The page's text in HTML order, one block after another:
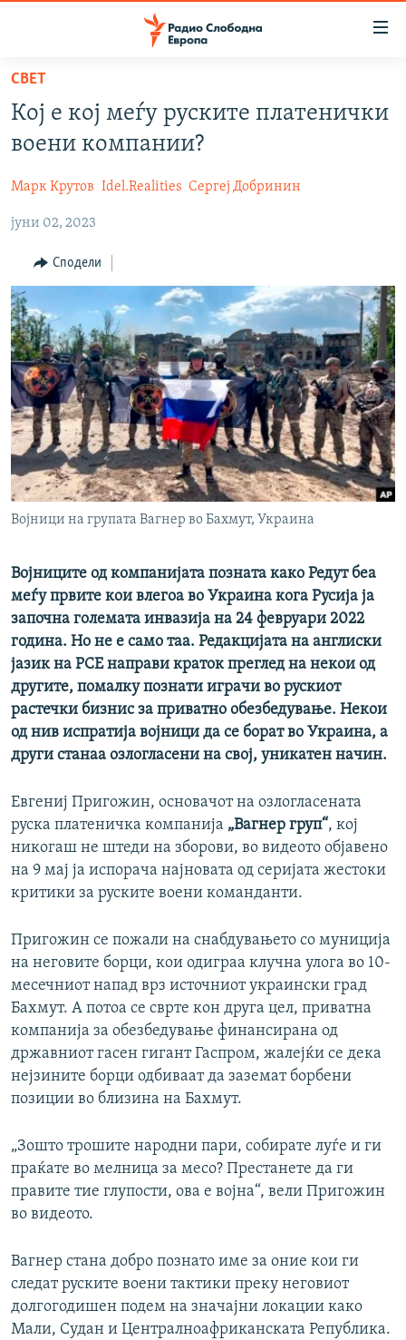
Оди
содржината
Оди
главната
Премини
СВЕТ
ВЕСТИ
ШТО ТРЕБА ДА ЗНАЕТЕ
ПРИЈАВИ СЕ ЗА ЊУЗЛЕТЕР
ПОДКАСТ ЗОШТО?
СЛЕДЕТЕ НЕ
РСЕ веб страници
СВЕТ
Кој е кој меѓу руските платенички
воени компании?
Марк Крутов Idel.Realities Сергеј Добринин
јуни 02, 2023
Сподели
Војници на групата Вагнер во Бахмут, Украина
Војниците од компанијата позната како Редут беа
меѓу првите кои влегоа во Украина кога Русија ја
започна големата инвазија на 24 февруари 2022
година. Но не е само таа. Редакцијата на англиски
јазик на РСЕ направи краток преглед на некои од
другите, помалку познати играчи во рускиот
растечки бизнис за приватно обезбедување. Некои
од нив испратија војници да се борат во Украина, а
други станаа озлогласени на свој, уникатен начин.
Евгениј Пригожин, основачот на озлогласената
руска платеничка компанија „Вагнер груп“, кој
никогаш не штеди на зборови, во видеото објавено
на 9 мај ја испорача најновата од серијата жестоки
критики за руските воени команданти.
Пригожин се пожали на снабдувањето со муниција
на неговите борци, кои одиграа клучна улога во 10-
месечниот напад врз источниот украински град
Бахмут. А потоа се сврте кон друга цел, приватна
компанија за обезбедување финансирана од
државниот гасен гигант Гаспром, жалејќи се дека
нејзините борци одбиваат да заземат борбени
позиции во близина на Бахмут.
„Зошто трошите народни пари, собирате луѓе и ги
праќате во мелница за месо? Престанете да ги
правите тие глупости, ова е војна“, вели Пригожин
во видеото.
Вагнер стана добро познато име за оние кои ги
следат руските воени тактики преку неговиот
долгогодишен подем на значајни локации како
Мали, Судан и Централноафриканската Република.